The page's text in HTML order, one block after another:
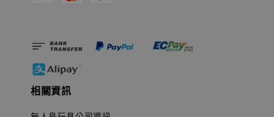
相關資訊